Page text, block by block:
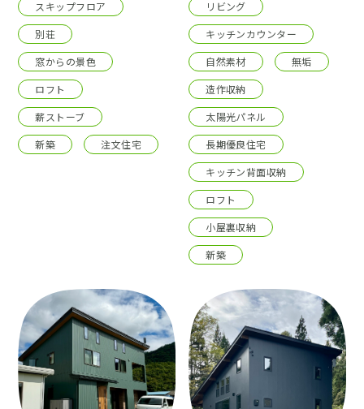
スキップフロア
別荘
窓からの景色
ロフト
薪ストーブ
新築
注文住宅
リビング
キッチンカウンター
自然素材
無垢
造作収納
太陽光パネル
長期優良住宅
キッチン背面収納
ロフト
小屋裏収納
新築